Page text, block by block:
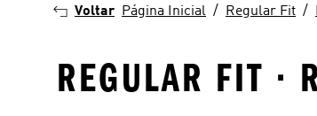
Voltar Página Inicial Regular Fit
REGULAR FIT ·